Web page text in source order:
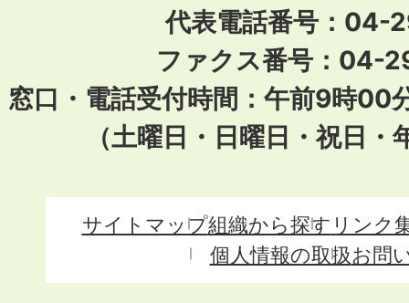
代表電話番号：04-
ファクス番号：04-
窓口・電話受付時間：午前9時00
（土曜日・日曜日・祝日
サイトマップ組織から探す リンク
個人情報の取扱お問